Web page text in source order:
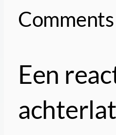
Comments
Een